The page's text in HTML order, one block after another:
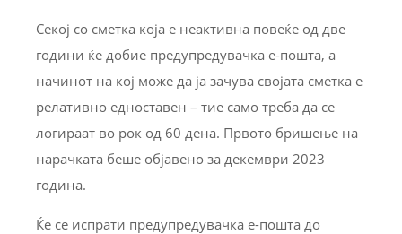
Секој со сметка која е неактивна повеќе од две
години ќе добие предупредувачка е-пошта, а
начинот на кој може да ја зачува својата сметка е
релативно едноставен – тие само треба да се
логираат во рок од 60 дена. Првото бришење на
нарачката беше објавено за декември 2023
година.
Ќе се испрати предупредувачка е-пошта до